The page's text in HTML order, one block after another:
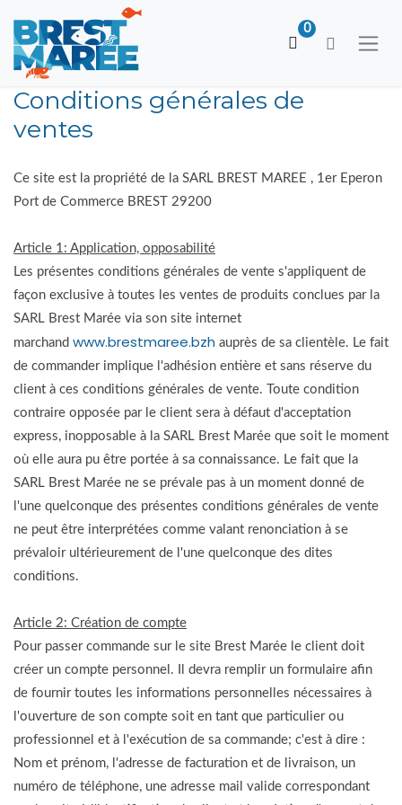
0
Conditions générales de
ventes
Ce site est la propriété de la SARL BREST MAREE , 1er Eperon
Port de Commerce BREST 29200
Article 1: Application, opposabilité
Les présentes conditions générales de vente s'appliquent de
façon exclusive à toutes les ventes de produits conclues par la
SARL Brest Marée via son site internet
marchand www.brestmaree.bzh auprès de sa clientèle. Le fait
de commander implique l'adhésion entière et sans réserve du
client à ces conditions générales de vente. Toute condition
contraire opposée par le client sera à défaut d'acceptation
express, inopposable à la SARL Brest Marée que soit le moment
où elle aura pu être portée à sa connaissance. Le fait que la
SARL Brest Marée ne se prévale pas à un moment donné de
l'une quelconque des présentes conditions générales de vente
ne peut être interprétées comme valant renonciation à se
prévaloir ultérieurement de l'une quelconque des dites
conditions.
Article 2: Création de compte
Pour passer commande sur le site Brest Marée le client doit
créer un compte personnel. Il devra remplir un formulaire afin
de fournir toutes les informations personnelles nécessaires à
l'ouverture de son compte soit en tant que particulier ou
professionnel et à l'exécution de sa commande; c'est à dire :
Nom et prénom, l'adresse de facturation et de livraison, un
numéro de téléphone, une adresse mail valide correspondant